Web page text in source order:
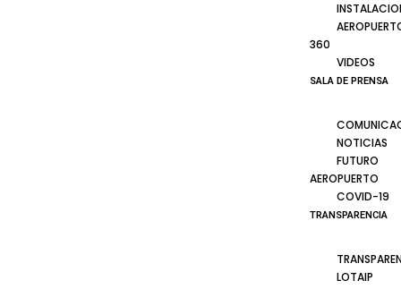
360
VIDEOS
SALA DE PRENSA
NOTICIAS
FUTURO
AEROPUERTO
COVID-19
TRANSPARENCIA
LOTAIP